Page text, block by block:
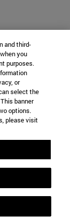
and third-
you
purposes.
or
select the
banner
options.
please visit